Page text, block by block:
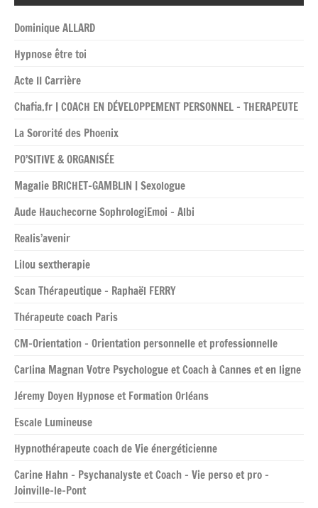
Dominique ALLARD
Hypnose être toi
Acte II Carrière
Chafia.fr | COACH EN DÉVELOPPEMENT PERSONNEL – THERAPEUTE
La Sororité des Phoenix
PO’SITIVE & ORGANISÉE
Magalie BRICHET-GAMBLIN | Sexologue
Aude Hauchecorne SophrologiEmoi – Albi
Realis’avenir
Lilou sextherapie
Scan Thérapeutique – Raphaël FERRY
Thérapeute coach Paris
CM-Orientation – Orientation personnelle et professionnelle
Carlina Magnan Votre Psychologue et Coach à Cannes et en ligne
Jéremy Doyen Hypnose et Formation Orléans
Escale Lumineuse
Hypnothérapeute coach de Vie énergéticienne
Carine Hahn – Psychanalyste et Coach – Vie perso et pro –
Joinville-le-Pont